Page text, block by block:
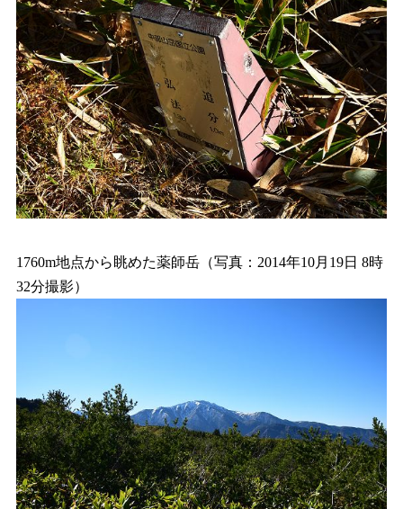
1760m地点から眺めた薬師岳（写真：2014年10月19日 8時
32分撮影）